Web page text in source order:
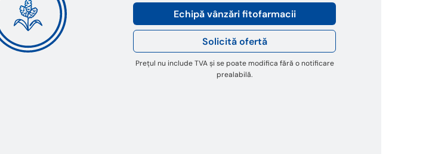
Echipă vânzări fitofarmacii
Solicită ofertă
Prețul nu include TVA și se poate modifica fără o notificare
prealabilă.